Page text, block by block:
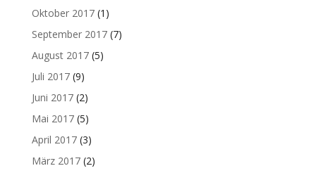
Oktober 2017(1)
September 2017(7)
August 2017(5)
Juli 2017(9)
Juni 2017(2)
Mai 2017(5)
April 2017(3)
März 2017(2)